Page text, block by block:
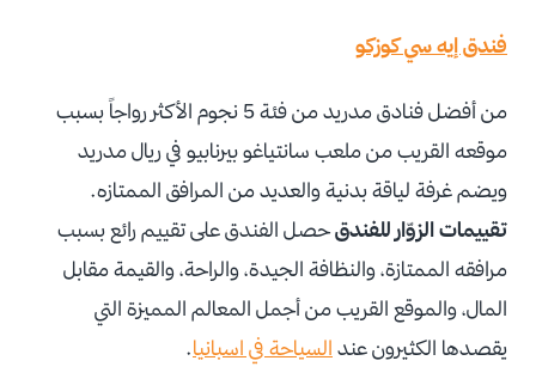
فندق إيه سي كوزكو
من أفضل فنادق مدريد من فئة 5 نجوم الأكثر رواجاً بسبب
موقعه القريب من ملعب سانتياغو بيرنابيو في ريال مدريد
ويضم غرفة لياقة بدنية والعديد من المرافق الممتازه.
تقييمات الزوّار للفندقحصل الفندق على تقييم رائع بسبب
مرافقه الممتازة، والنظافة الجيدة، والراحة، والقيمة مقابل
المال، والموقع القريب من أجمل المعالم المميزة التي
يقصدها الكثيرون عند السياحة في اسبانيا.